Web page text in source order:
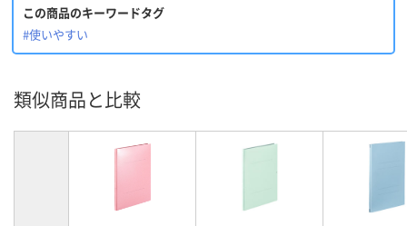
この商品のキーワードタグ
#使いやすい
類似商品と比較